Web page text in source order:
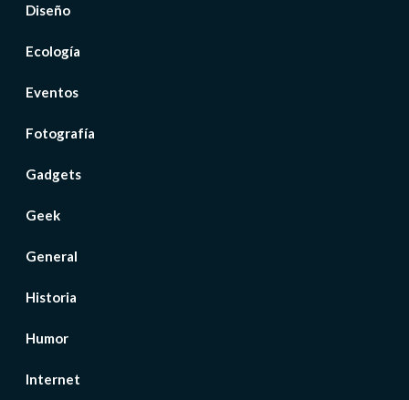
Diseño
Ecología
Eventos
Fotografía
Gadgets
Geek
General
Historia
Humor
Internet